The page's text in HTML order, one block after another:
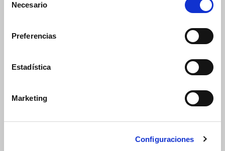
Necesario
Preferencias
Estadística
Marketing
Configuraciones